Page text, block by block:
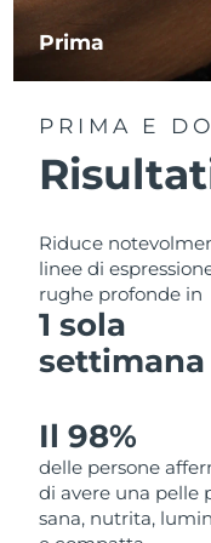
Prima
PRIMA E
Riduce
linee di
rughe profonde in
1 sola
settimana
Il 98%
delle persone
di avere una pelle
sana, nutrita,
Polonia
Portogallo
Portorico
Qatar
Riunione
Romania
Russia
Arabia Saudita
Singapore